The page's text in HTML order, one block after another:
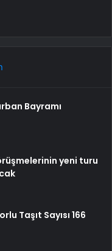
Bayramı
yeni turu
Taşıt Sayısı 166